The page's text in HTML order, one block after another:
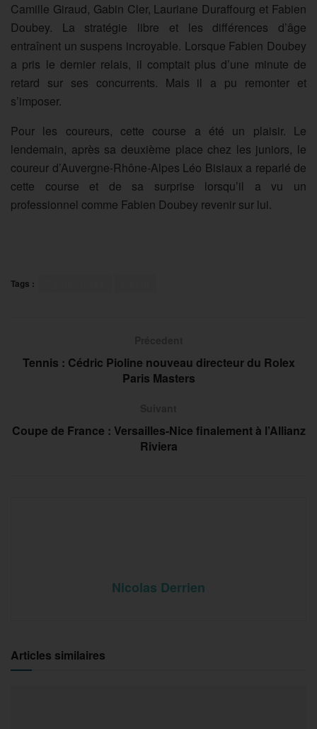
Camille Giraud, Gabin Cler, Lauriane Duraffourg et Fabien
Doubey. La stratégie libre et les différences d’âge
entraînent un suspens incroyable. Lorsque Fabien Doubey
a pris le dernier relais, il comptait plus d’une minute de
retard sur ses concurrents. Mais il a pu remonter et
s’imposer.
Pour les coureurs, cette course a été un plaisir. Le
lendemain, après sa deuxième place chez les juniors, le
coureur d’Auvergne-Rhône-Alpes Léo Bisiaux a reparlé de
cette course et de sa surprise lorsqu’il a vu un
professionnel comme Fabien Doubey revenir sur lui.
Tags :
Tennis : Cédric Pioline nouveau directeur du Rolex
Paris Masters
Coupe de France : Versailles-Nice finalement à l’Allianz
Riviera
Nicolas Derrien
Articles similaires